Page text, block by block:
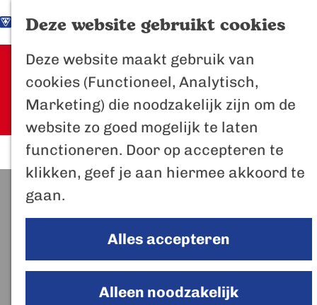
Deze website gebruikt cookies
Deze website maakt gebruik van
cookies (Functioneel, Analytisch,
Marketing) die noodzakelijk zijn om de
website zo goed mogelijk te laten
functioneren. Door op accepteren te
klikken, geef je aan hiermee akkoord te
gaan.
Alles accepteren
Alleen noodzakelijk
d
K
a
r
t
Z
e
k
e
n
e
n
u
Het Biesbosch
Poort naar de
Biesbosch
Bertus de
In de regio
Het
De Efteling
Breda
Oosterhout
Sorry, deze activiteit is niet meer
beschikbaar. Bekijk hetactuele
aanbodvoor de beschikbare opties.